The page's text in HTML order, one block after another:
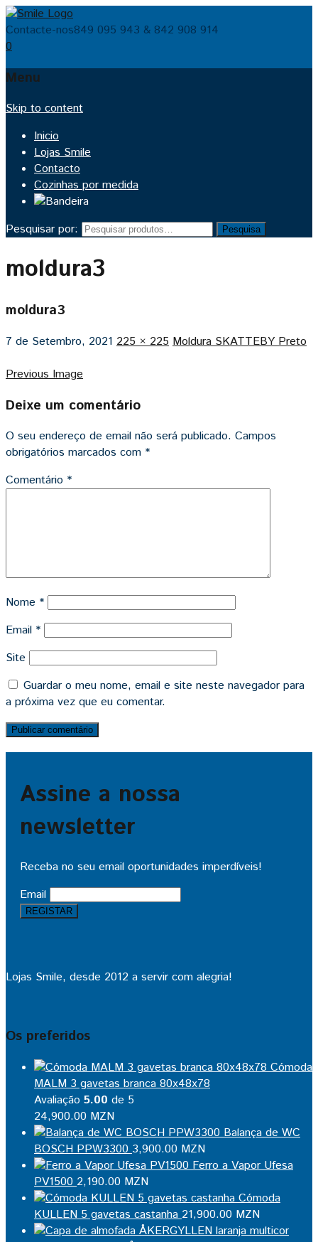
Contacte-nos849 095 943 & 842 908 914
0
Menu
Skip to content
Inicio
Lojas Smile
Contacto
Cozinhas por medida
Pesquisar por: Pesquisa
moldura3
moldura3
7 de Setembro, 2021 225 × 225 Moldura SKATTEBY Preto
Previous Image
Deixe um comentário
O seu endereço de email não será publicado. Campos
obrigatórios marcados com *
Comentário *
Nome *
Email *
Site
Guardar o meu nome, email e site neste navegador para
a próxima vez que eu comentar.
Assine a nossa
newsletter
Receba no seu email oportunidades imperdíveis!
Email
Lojas Smile, desde 2012 a servir com alegria!
Os preferidos
Cómoda
MALM 3 gavetas branca 80x48x78
Avaliação 5.00 de 5
24,900.00 MZN
Balança de WC
BOSCH PPW3300 3,900.00 MZN
Ferro a Vapor Ufesa
PV1500 2,190.00 MZN
Cómoda
KULLEN 5 gavetas castanha 21,900.00 MZN